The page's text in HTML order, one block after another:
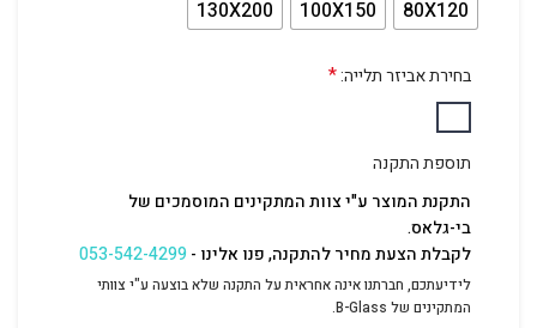
80X120
100X150
130X200
בחירת אביזר תלייה:*
תוספת התקנה
התקנת המוצר ע"י צוות המתקינים המוסמכים של
בי-גלאס.
לקבלת הצעת מחיר להתקנה, פנו אלינו -053-542-4299
לידיעתכם, חברתנו אינה אחראית על התקנה שלא בוצעה ע"י צוותי
המתקינים של B-Glass.